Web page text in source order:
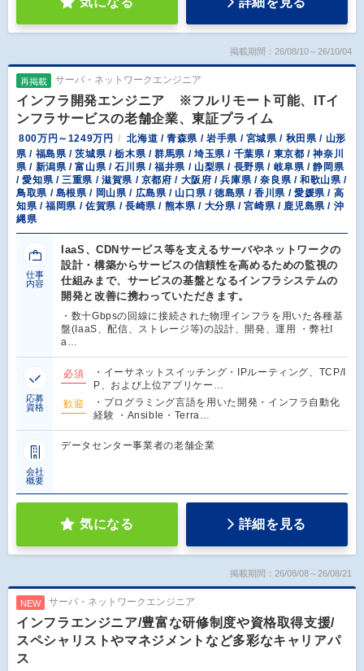
掲載期間：26/08/10～26/10/04
再掲載 サーバ・ネットワークエンジニア
インフラ開発エンジニア ※フルリモート可能、ITイ
ンフラサービスの老舗企業、東証プライム
800万円～1249万円
北海道 / 青森県 / 岩手県 / 宮城県 / 秋田県 / 山形
県 / 福島県 / 茨城県 / 栃木県 / 群馬県 / 埼玉県 / 千葉県 / 東京都 / 神奈川
県 / 新潟県 / 富山県 / 石川県 / 福井県 / 山梨県 / 長野県 / 岐阜県 / 静岡県
/ 愛知県 / 三重県 / 滋賀県 / 京都府 / 大阪府 / 兵庫県 / 奈良県 / 和歌山県 /
鳥取県 / 島根県 / 岡山県 / 広島県 / 山口県 / 徳島県 / 香川県 / 愛媛県 / 高
知県 / 福岡県 / 佐賀県 / 長崎県 / 熊本県 / 大分県 / 宮崎県 / 鹿児島県 / 沖
縄県
仕事
内容
IaaS、CDNサービス等を支えるサーバやネットワークの
設計・構築からサービスの信頼性を高めるための監視の
仕組みまで、サービスの基盤となるインフラシステムの
開発と改善に携わっていただきます。
・数十Gbpsの回線に接続された物理インフラを用いた各種基
盤(IaaS、配信、ストレージ等)の設計、開発、運用 ・弊社I
a…
応募
資格
必須
・イーサネットスイッチング・IPルーティング、TCP/I
P、および上位アプリケー…
歓迎
・プログラミング言語を用いた開発・インフラ自動化
経験 ・Ansible・Terra…
会社
概要
データセンター事業者の老舗企業
気になる 詳細を見る
掲載期間：26/08/08～26/08/21
NEW サーバ・ネットワークエンジニア
インフラエンジニア/豊富な研修制度や資格取得支援/
スペシャリストやマネジメントなど多彩なキャリアパ
ス